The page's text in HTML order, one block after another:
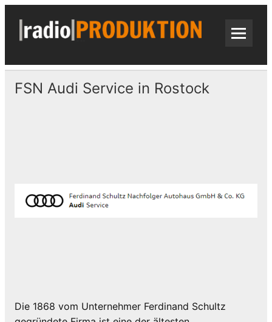
Skip
content
FSN Audi Service in Rostock
Die 1868 vom Unternehmer Ferdinand Schultz